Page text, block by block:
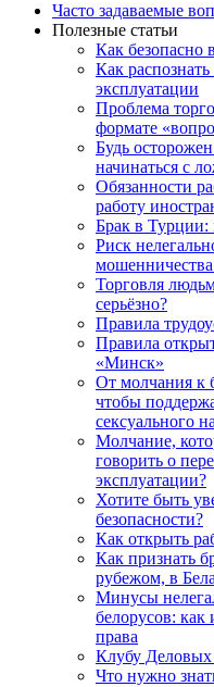
Часто задаваемые
Полезные статьи
Как безопасно
Как
эксплуатации
Проблема
формате
Будь
начинаться с
Обязанности
работу
Брак в Турции:
Риск
Торговля
серьёзно?
Правила
Правила
«Минск»
От молчания к
чтобы
сексуального
Молчание,
говорить о
эксплуатации?
Хотите быть
безопасности?
Как открыть
Как признать
рубежом, в
Минусы
белорусов: как
права
Клубу
Что нужно